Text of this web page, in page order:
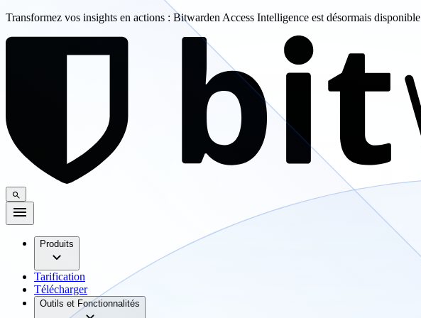
Transformez vos insights en actions : Bitwarden Access Intelligence est désormais disponible
Produits
Tarification
Télécharger
Outils et Fonctionnalités